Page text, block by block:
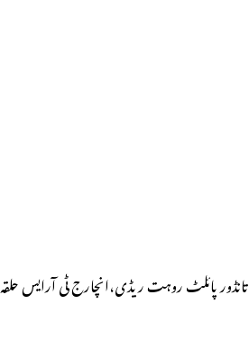
پائلٹ روہت ریڈی،انچارج ٹی آرایس حلقہ